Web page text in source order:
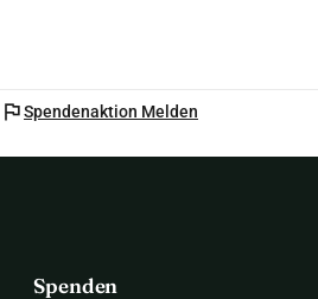
flagSpendenaktion Melden
Spenden